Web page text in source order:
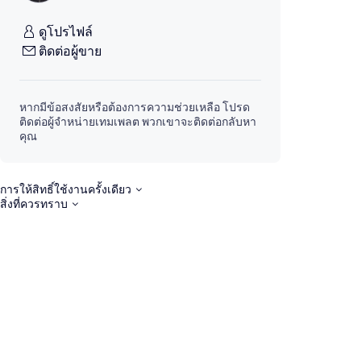
ดูโปรไฟล์
ติดต่อผู้ขาย
หากมีข้อสงสัยหรือต้องการความช่วยเหลือ โปรด
ติดต่อผู้จำหน่ายเทมเพลต พวกเขาจะติดต่อกลับหา
คุณ
การให้สิทธิ์ใช้งานครั้งเดียว
สิ่งที่ควรทราบ